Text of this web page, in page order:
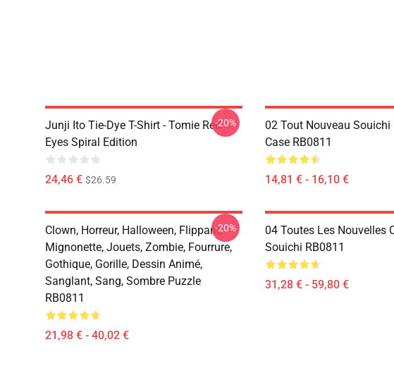
Junji Ito Tie-Dye T-Shirt - Tomie Red
Eyes Spiral Edition
24,46 € $26.59
-20%
02 Tout Nouveau Souichi
Case RB0811
14,81 € - 16,10 €
Clown, Horreur, Halloween, Flippant,
Mignonette, Jouets, Zombie, Fourrure,
Gothique, Gorille, Dessin Animé,
Sanglant, Sang, Sombre Puzzle
RB0811
21,98 € - 40,02 €
-20%
04 Toutes Les Nouvelles
Souichi RB0811
31,28 € - 59,80 €